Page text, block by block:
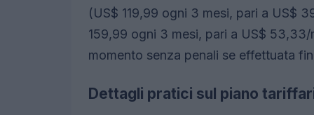
(US$ 119,99 ogni 3 mesi, pari a US$
159,99 ogni 3 mesi, pari a US$
momento senza penali se effettuata
Dettagli pratici sul piano